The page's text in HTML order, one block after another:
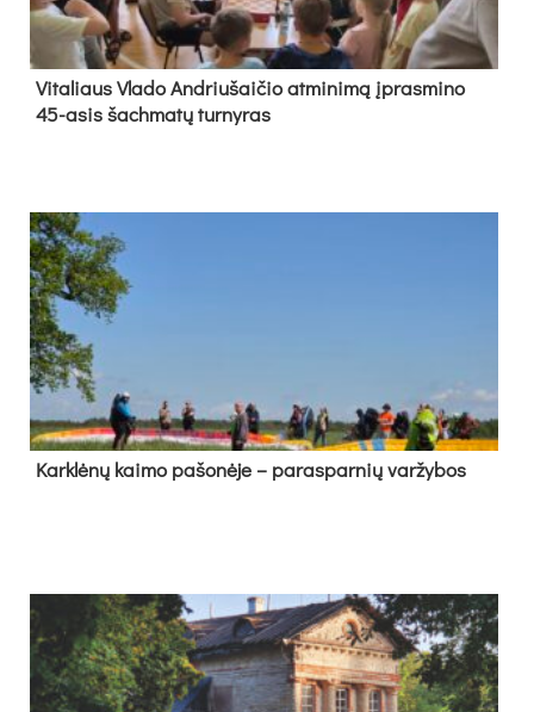
Vi­ta­liaus Vla­do And­riu­šai­čio at­mi­ni­mą įpras­mi­no
45-asis šach­ma­tų tur­ny­ras
Kark­lė­nų kai­mo pa­šo­nė­je – pa­ras­par­nių var­žy­bos